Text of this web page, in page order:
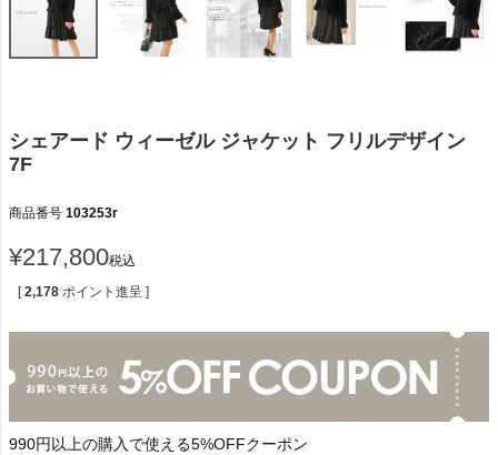
シェアード ウィーゼル ジャケット フリルデザイン
7F
商品番号 103253r
¥217,800税込
[ 2,178 ポイント進呈 ]
990円以上の購入で使える5%OFFクーポン